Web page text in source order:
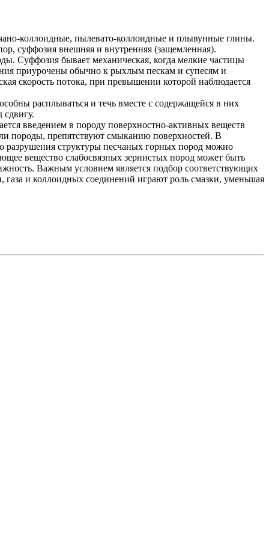
коллоидные, пылевато-коллоидные и плывунные глины.
суффозия внешняя и внутренняя (защемленная).
Суффозия бывает механическая, когда мелкие частицы
приурочены обычно к рыхлым пескам и супесям и
скорость потока, при превышении которой наблюдается
расплываться и течь вместе с содержащейся в них
введением в породу поверхностно-активных веществ
породы, препятствуют смыканию поверхностей. В
разрушения структуры песчаных горных пород можно
вещество слабосвязных зернистых пород может быть
Важным условием является подбор соответствующих
и коллоидных соединений играют роль смазки, уменьшая